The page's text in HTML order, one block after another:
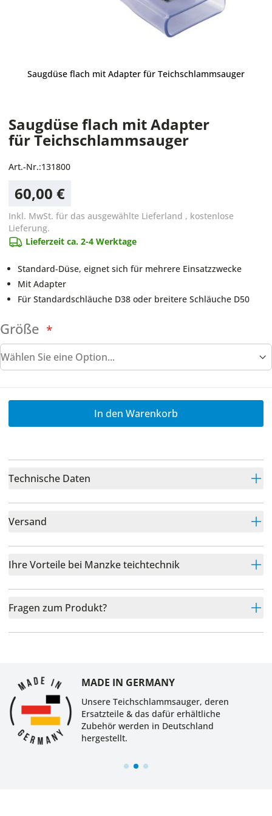
Saugdüse flach mit Adapter für Teichschlammsauger
Saugdüse flach mit Adapter
für Teichschlammsauger
Art.-Nr.:131800
60,00 €
Inkl. MwSt. für das ausgewählte Lieferland , kostenlose
Lieferung.
Lieferzeit ca. 2-4 Werktage
Standard-Düse, eignet sich für mehrere Einsatzzwecke
Mit Adapter
Für Standardschläuche D38 oder breitere Schläuche D50
Größe
In den Warenkorb
Technische Daten
Versand
Ihre Vorteile bei Manzke teichtechnik
Fragen zum Produkt?
MADE IN GERMANY
Unsere Teichschlammsauger, deren
Ersatzteile & das dafür erhältliche
Zubehör werden in Deutschland
hergestellt.